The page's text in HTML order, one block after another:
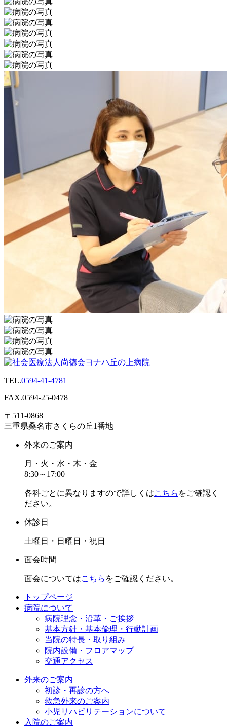
TEL.0594-41-4781
FAX.0594-25-0478
〒511-0868
三重県桑名市さくらの丘1番地
外来のご案内
月・火・水・木・金
8:30～17:00
各科ごとに異なりますので詳しくはこちら をご確認く
ださい。
休診日
土曜日・日曜日・祝日
面会時間
面会についてはこちら をご確認ください。
トップページ
病院について
病院理念・沿革・ご挨拶
基本方針・基本倫理・行動計画
当院の特長・取り組み
院内設備・フロアマップ
交通アクセス
外来のご案内
初診・再診の方へ
救急外来のご案内
小児リハビリテーションについて
入院のご案内